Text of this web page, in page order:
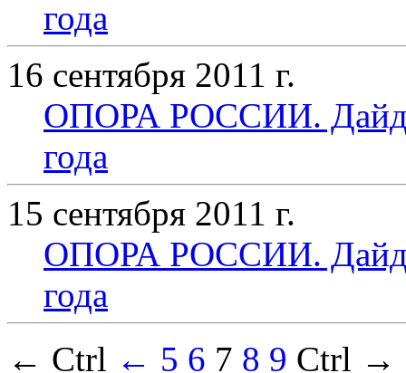
года
16 сентября 2011 г.
ОПОРА РОССИИ.
года
15 сентября 2011 г.
ОПОРА РОССИИ.
года
← Ctrl ← 5 6 7 8 9 Ctrl →